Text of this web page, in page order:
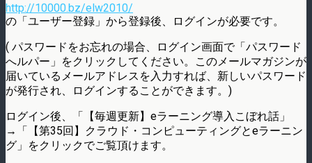
http://10000.bz/elw2010/
の「ユーザー登録」から登録後、ログインが必要です。
( パスワードをお忘れの場合、ログイン画面で「パスワード
へルパー」をクリックしてください。このメールマガジンが
届いているメールアドレスを入力すれば、新しいパスワード
が発行され、ログインすることができます。)
ログイン後、「【毎週更新】eラーニング導入こぼれ話」
→「【第35回】クラウド・コンピューティングとeラーニン
グ」をクリックでご覧頂けます。